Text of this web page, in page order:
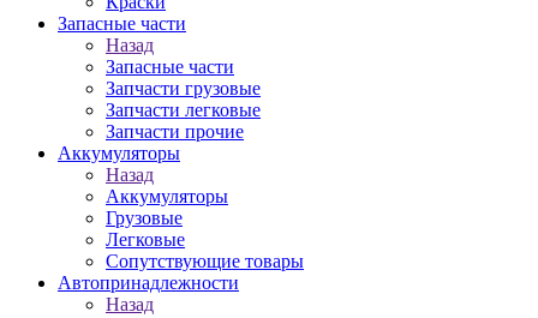
Запасные части
Назад
Запасные части
Запчасти грузовые
Запчасти легковые
Запчасти прочие
Аккумуляторы
Назад
Аккумуляторы
Грузовые
Легковые
Сопутствующие товары
Автопринадлежности
Назад